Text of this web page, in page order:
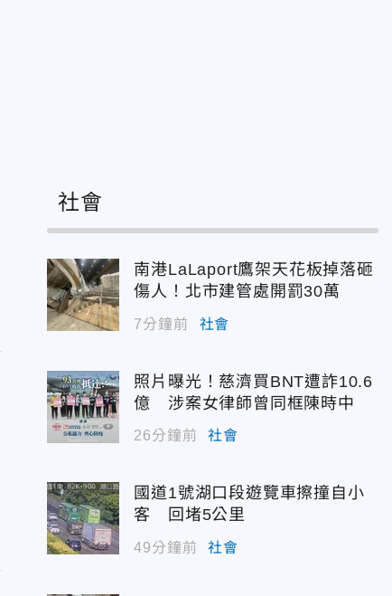
社會
南港LaLaport鷹架天花板掉落砸
傷人！北市建管處開罰30萬
7分鐘前 社會
照片曝光！慈濟買BNT遭詐10.6
億 涉案女律師曾同框陳時中
26分鐘前 社會
國道1號湖口段遊覽車擦撞自小
客 回堵5公里
49分鐘前 社會